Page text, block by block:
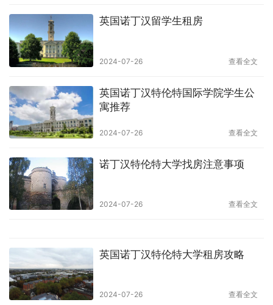
英国诺丁汉留学生租房
2024-07-26 查看全文
英国诺丁汉特伦特国际学院学生公
寓推荐
2024-07-26 查看全文
诺丁汉特伦特大学找房注意事项
2024-07-26 查看全文
英国诺丁汉特伦特大学租房攻略
2024-07-26 查看全文